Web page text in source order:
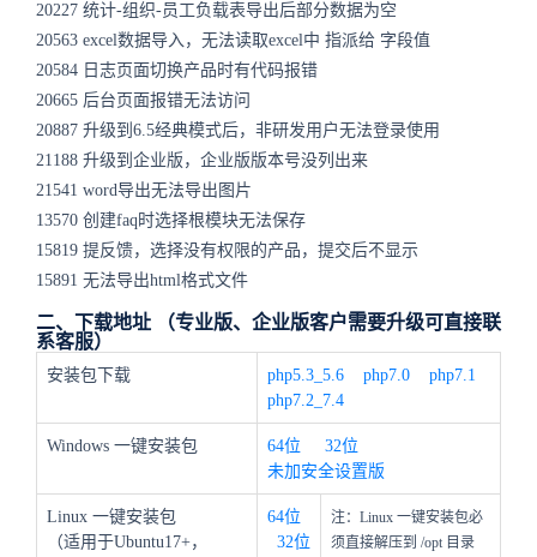
20227 统计-组织-员工负载表导出后部分数据为空
20563 excel数据导入，无法读取excel中 指派给 字段值
20584 日志页面切换产品时有代码报错
20665 后台页面报错无法访问
20887 升级到6.5经典模式后，非研发用户无法登录使用
21188 升级到企业版，企业版版本号没列出来
21541 word导出无法导出图片
13570 创建faq时选择根模块无法保存
15819 提反馈，选择没有权限的产品，提交后不显示
15891 无法导出html格式文件
二、下载地址 （专业版、企业版客户需要升级可直接联
系客服）
安装包下载 php5.3_5.6 php7.0
php7.1
php7.2_7.4
Windows 一键安装包 64位
32位
未加安全设置版
Linux 一键安装包
（适用于Ubuntu17+，
64位
32位
注：Linux 一键安装包必
须直接解压到 /opt 目录